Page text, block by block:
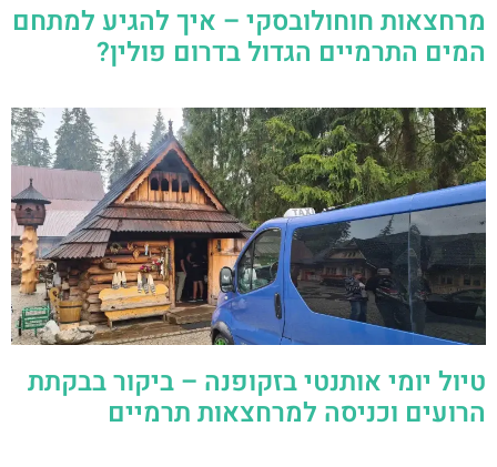
מרחצאות חוחולובסקי – איך להגיע למתחם
המים התרמיים הגדול בדרום פולין?
טיול יומי אותנטי בזקופנה – ביקור בבקתת
הרועים וכניסה למרחצאות תרמיים